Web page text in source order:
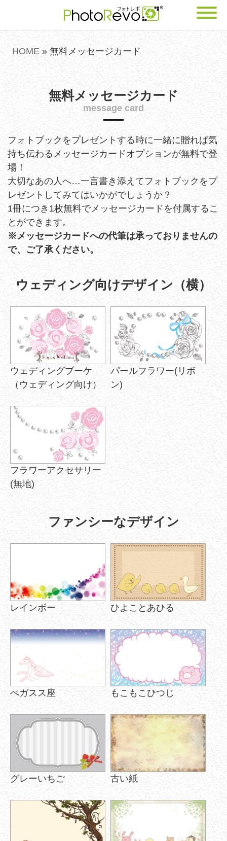
HOME » 無料メッセージカード
無料メッセージカード
message card
フォトブックをプレゼントする時に一緒に贈れば気
持ち伝わるメッセージカードオプションが無料で登
場！
大切なあの人へ…一言書き添えてフォトブックをプ
レゼントしてみてはいかがでしょうか？
1冊につき1枚無料でメッセージカードを付属するこ
とができます。
※メッセージカードへの代筆は承っておりませんの
で、ご了承ください。
ウェディング向けデザイン（横）
ウェディングブーケ
（ウェディング向け）
パールフラワー(リボ
ン)
フラワーアクセサリー
(無地)
ファンシーなデザイン
レインボー ひよことあひる
ぺガスス座 もこもこひつじ
グレーいちご 古い紙